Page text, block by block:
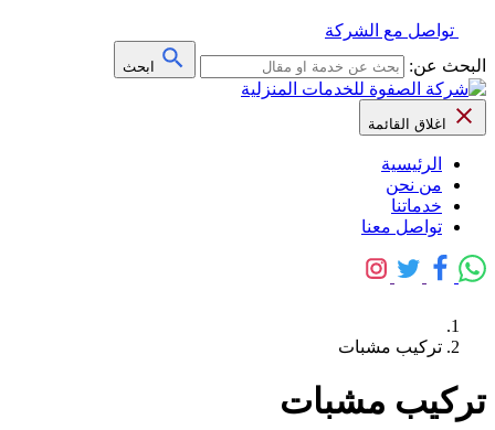
تواصل مع الشركة
البحث عن:
ابحث
اغلاق القائمة
الرئيسية
من نحن
خدماتنا
تواصل معنا
تركيب مشبات
تركيب مشبات